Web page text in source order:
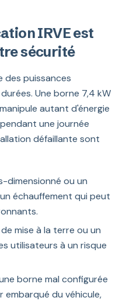
IRVE est
sécurité
des puissances
Une borne 7,4 kW
autant d'énergie
une journée
défaillante sont
dimensionné ou un
échauffement qui peut
mise à la terre ou un
utilisateurs à un risque
borne mal configurée
embarqué du véhicule,